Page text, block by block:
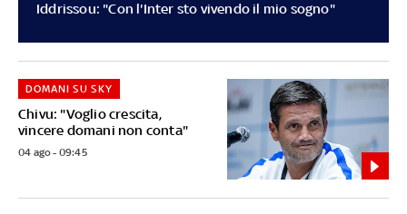
Iddrissou: "Con l'Inter sto vivendo il mio sogno"
Chivu: "Voglio crescita,
vincere domani non conta"
DOMANI SU SKY
04 ago - 09:45